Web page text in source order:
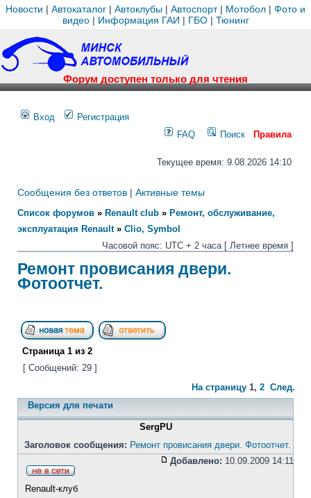
Новости | Автокаталог | Автоклубы | Автоспорт| Мотобол | Фото и
видео| Информация ГАИ | ГБО| Тюнинг
Форум доступен только для чтения
Вход
Регистрация
FAQ
Поиск Правила
Текущее время: 9.08.2026 14:10
Сообщения без ответов | Активные темы
Список форумов » Renault club » Ремонт, обслуживание,
эксплуатация Renault» Clio, Symbol
Часовой пояс: UTC + 2 часа [ Летнее время ]
Ремонт провисания двери.
Фотоотчет.
Страница 1 из 2
[ Сообщений: 29 ]
На страницу 1, 2 След.
Версия для печати
SergPU
Заголовок сообщения: Ремонт провисания двери. Фотоотчет.
Добавлено: 10.09.2009 14:11
Renault-клуб